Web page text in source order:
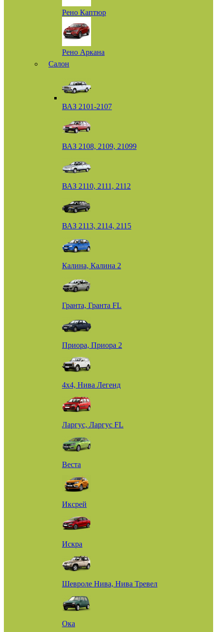
Рено Каптюр
Рено Аркана
Салон
ВАЗ 2101-2107
ВАЗ 2108, 2109, 21099
ВАЗ 2110, 2111, 2112
ВАЗ 2113, 2114, 2115
Калина, Калина 2
Гранта, Гранта FL
Приора, Приора 2
4х4, Нива Легенд
Ларгус, Ларгус FL
Веста
Иксрей
Искра
Шевроле Нива, Нива Тревел
Ока